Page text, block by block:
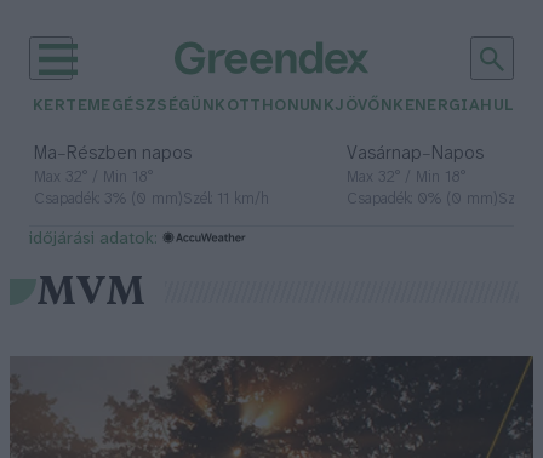
KERTEM EGÉSZSÉGÜNK OTTHONUNKJÖVŐNK ENERGIA
Ma– Részben napos
Max 32° / Min 18°
Csapadék: 3% (0 mm)Szél: 11 km/h
Vasárnap– Napos
Max 32° / Min 18°
Csapadék: 0% (0 mm)Szél:
időjárási adatok:
MVM